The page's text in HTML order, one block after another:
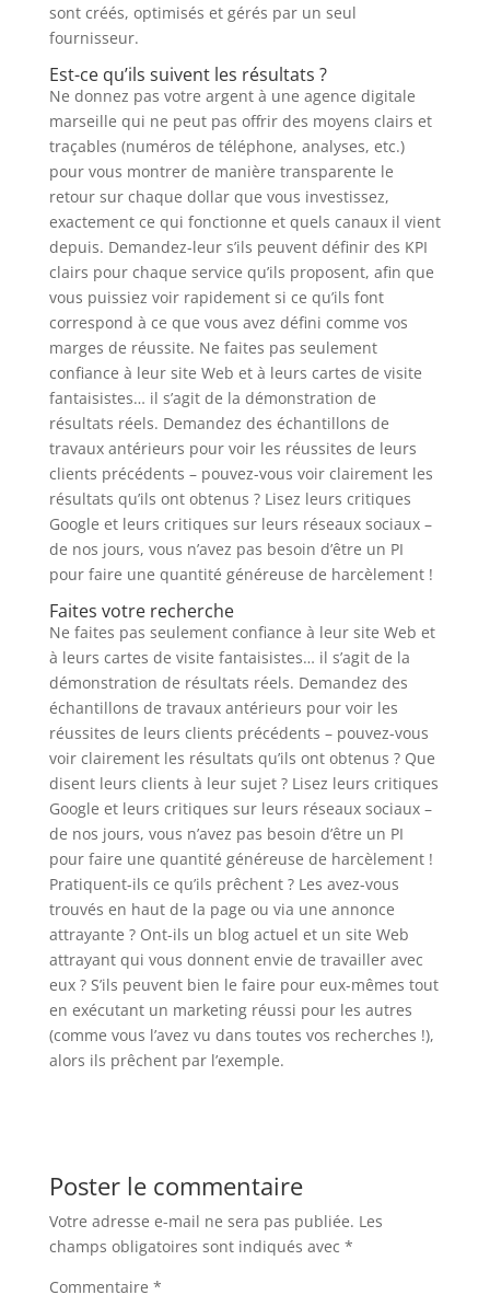
sont créés, optimisés et gérés par un seul
fournisseur.
Est-ce qu’ils suivent les résultats ?
Ne donnez pas votre argent à une agence digitale
marseille qui ne peut pas offrir des moyens clairs et
traçables (numéros de téléphone, analyses, etc.)
pour vous montrer de manière transparente le
retour sur chaque dollar que vous investissez,
exactement ce qui fonctionne et quels canaux il vient
depuis. Demandez-leur s’ils peuvent définir des KPI
clairs pour chaque service qu’ils proposent, afin que
vous puissiez voir rapidement si ce qu’ils font
correspond à ce que vous avez défini comme vos
marges de réussite. Ne faites pas seulement
confiance à leur site Web et à leurs cartes de visite
fantaisistes… il s’agit de la démonstration de
résultats réels. Demandez des échantillons de
travaux antérieurs pour voir les réussites de leurs
clients précédents – pouvez-vous voir clairement les
résultats qu’ils ont obtenus ? Lisez leurs critiques
Google et leurs critiques sur leurs réseaux sociaux –
de nos jours, vous n’avez pas besoin d’être un PI
pour faire une quantité généreuse de harcèlement !
Faites votre recherche
Ne faites pas seulement confiance à leur site Web et
à leurs cartes de visite fantaisistes… il s’agit de la
démonstration de résultats réels. Demandez des
échantillons de travaux antérieurs pour voir les
réussites de leurs clients précédents – pouvez-vous
voir clairement les résultats qu’ils ont obtenus ? Que
disent leurs clients à leur sujet ? Lisez leurs critiques
Google et leurs critiques sur leurs réseaux sociaux –
de nos jours, vous n’avez pas besoin d’être un PI
pour faire une quantité généreuse de harcèlement !
Pratiquent-ils ce qu’ils prêchent ? Les avez-vous
trouvés en haut de la page ou via une annonce
attrayante ? Ont-ils un blog actuel et un site Web
attrayant qui vous donnent envie de travailler avec
eux ? S’ils peuvent bien le faire pour eux-mêmes tout
en exécutant un marketing réussi pour les autres
(comme vous l’avez vu dans toutes vos recherches !),
alors ils prêchent par l’exemple.
Poster le commentaire
Votre adresse e-mail ne sera pas publiée. Les
champs obligatoires sont indiqués avec *
Commentaire *